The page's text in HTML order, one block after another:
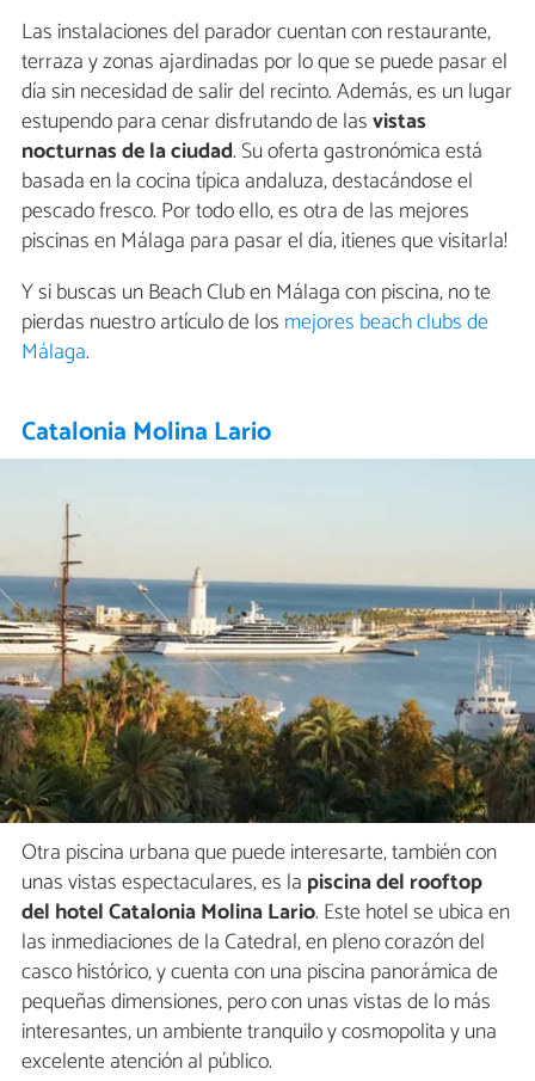
Las instalaciones del parador cuentan con restaurante,
terraza y zonas ajardinadas por lo que se puede pasar el
día sin necesidad de salir del recinto. Además, es un lugar
estupendo para cenar disfrutando de lasvistas
nocturnas de la ciudad. Su oferta gastronómica está
basada en la cocina típica andaluza, destacándose el
pescado fresco. Por todo ello, es otra de las mejores
piscinas en Málaga para pasar el día, ¡tienes que visitarla!
Y si buscas un Beach Club en Málaga con piscina, no te
pierdas nuestro artículo de los mejores beach clubs de
Málaga.
Catalonia Molina Lario
Otra piscina urbana que puede interesarte, también con
unas vistas espectaculares, es la piscina del rooftop
del hotel Catalonia Molina Lario. Este hotel se ubica en
las inmediaciones de la Catedral, en pleno corazón del
casco histórico, y cuenta con una piscina panorámica de
pequeñas dimensiones, pero con unas vistas de lo más
interesantes, un ambiente tranquilo y cosmopolita y una
excelente atención al público.